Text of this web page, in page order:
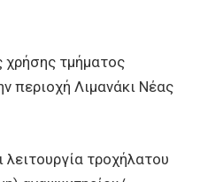
χρήσης τμήματος
περιοχή Λιμανάκι Νέας
τροχήλατου